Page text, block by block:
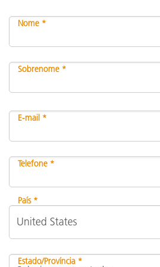
Nome *
Sobrenome *
E-mail *
Telefone *
País *
Estado/Província *